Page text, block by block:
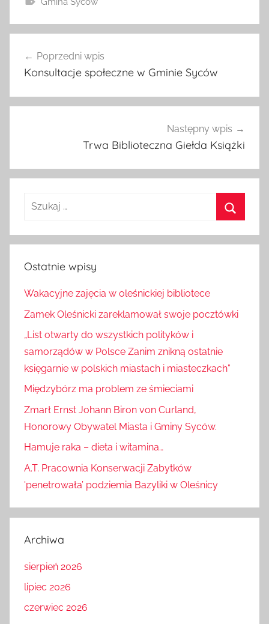
Gmina Syców
Nawigacja
wpisu
Poprzedni wpis
Konsultacje społeczne w Gminie Syców
Następny wpis
Trwa Biblioteczna Giełda Książki
Szukaj:
Szukaj
Ostatnie wpisy
Wakacyjne zajęcia w oleśnickiej bibliotece
Zamek Oleśnicki zareklamował swoje pocztówki
„List otwarty do wszystkich polityków i
samorządów w Polsce Zanim znikną ostatnie
księgarnie w polskich miastach i miasteczkach”
Międzybórz ma problem ze śmieciami
Zmarł Ernst Johann Biron von Curland,
Honorowy Obywatel Miasta i Gminy Syców.
Hamuje raka – dieta i witamina…
A.T. Pracownia Konserwacji Zabytków
'penetrowała’ podziemia Bazyliki w Oleśnicy
Archiwa
sierpień 2026
lipiec 2026
czerwiec 2026